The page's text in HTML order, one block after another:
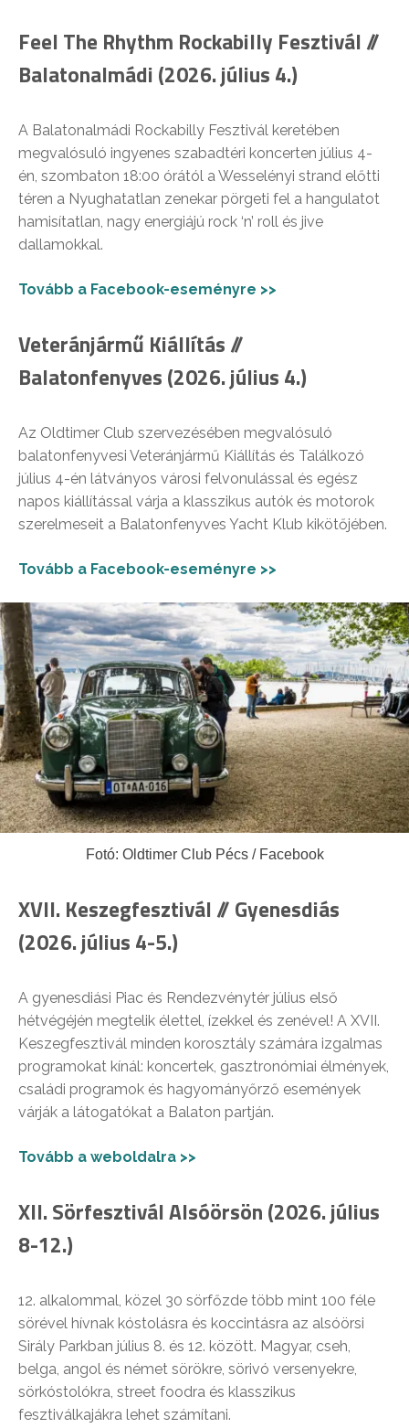
Feel The Rhythm Rockabilly Fesztivál //
Balatonalmádi (2026. július 4.)
A Balatonalmádi Rockabilly Fesztivál keretében
megvalósuló ingyenes szabadtéri koncerten július 4-
én, szombaton 18:00 órától a Wesselényi strand előtti
téren a Nyughatatlan zenekar pörgeti fel a hangulatot
hamisítatlan, nagy energiájú rock ‘n’ roll és jive
dallamokkal.
Tovább a Facebook-eseményre >>
Veteránjármű Kiállítás //
Balatonfenyves (2026. július 4.)
Az Oldtimer Club szervezésében megvalósuló
balatonfenyvesi Veteránjármű Kiállítás és Találkozó
július 4-én látványos városi felvonulással és egész
napos kiállítással várja a klasszikus autók és motorok
szerelmeseit a Balatonfenyves Yacht Klub kikötőjében.
Tovább a Facebook-eseményre >>
Fotó: Oldtimer Club Pécs / Facebook
XVII. Keszegfesztivál // Gyenesdiás
(2026. július 4-5.)
A gyenesdiási Piac és Rendezvénytér július első
hétvégéjén megtelik élettel, ízekkel és zenével! A XVII.
Keszegfesztivál minden korosztály számára izgalmas
programokat kínál: koncertek, gasztronómiai élmények,
családi programok és hagyományőrző események
várják a látogatókat a Balaton partján.
Tovább a weboldalra >>
XII. Sörfesztivál Alsóörsön (2026. július
8-12.)
12. alkalommal, közel 30 sörfőzde több mint 100 féle
sörével hívnak kóstolásra és koccintásra az alsóörsi
Sirály Parkban július 8. és 12. között. Magyar, cseh,
belga, angol és német sörökre, sörivó versenyekre,
sörkóstolókra, street foodra és klasszikus
fesztiválkajákra lehet számítani.